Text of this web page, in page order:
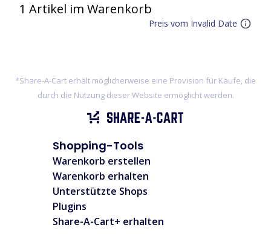
Hol dir Plus+
Unterstützte Shops
FAQs
Deutsch (German)
1 Artikel im Warenkorb
Preis vom Invalid Date
*Share-A-Cart erhält möglicherweise eine Provision für Käufe, die
durch die Nutzung dieser Website ermöglicht werden.
Shopping-Tools
Warenkorb erstellen
Warenkorb erhalten
Unterstützte Shops
Plugins
Share-A-Cart+ erhalten